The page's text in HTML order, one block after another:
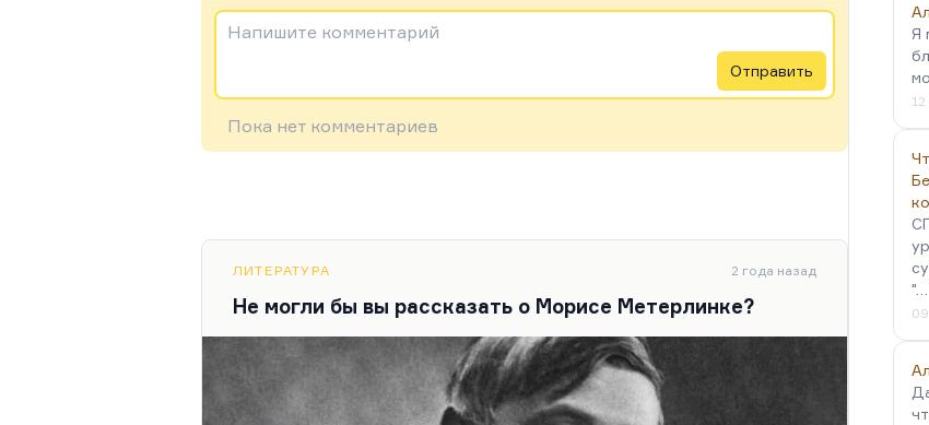
Напишите комментарий
Отправить
Пока нет комментариев
ЛИТЕРАТУРА 2 года назад
Не могли бы вы рассказать о Морисе Метерлинке?
Я
"…